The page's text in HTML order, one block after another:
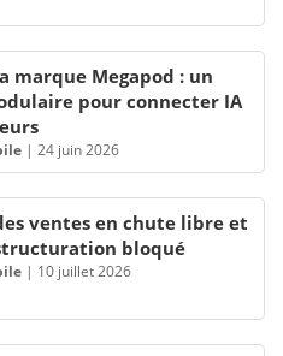
marque Megapod : un
pour connecter IA
| 24 juin 2026
ventes en chute libre et
bloqué
| 10 juillet 2026